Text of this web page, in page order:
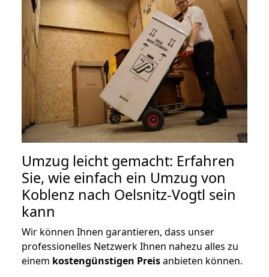
Umzug leicht gemacht: Erfahren
Sie, wie einfach ein Umzug von
Koblenz nach Oelsnitz-Vogtl sein
kann
Wir können Ihnen garantieren, dass unser
professionelles Netzwerk Ihnen nahezu alles zu
einem kostengünstigen Preisanbieten können.